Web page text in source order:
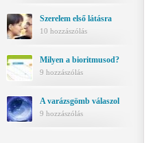
Szerelem első látásra
10 hozzászólás
Milyen a bioritmusod?
9 hozzászólás
A varázsgömb válaszol
9 hozzászólás